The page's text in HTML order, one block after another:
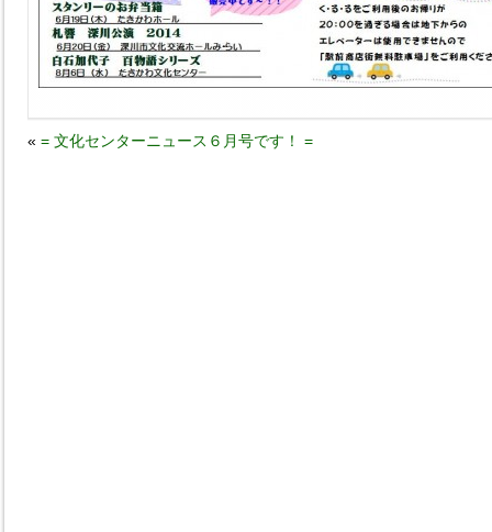
« = 文化センターニュース６月号です！ =